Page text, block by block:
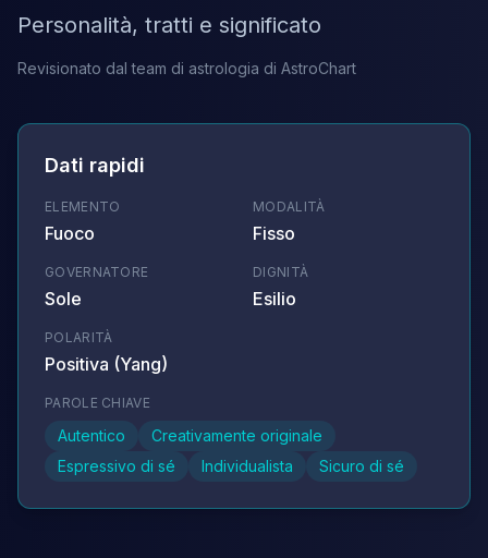
Personalità, tratti e significato
Revisionato dal team di astrologia di AstroChart
Dati rapidi
ELEMENTO
Fuoco
MODALITÀ
Fisso
GOVERNATORE
Sole
DIGNITÀ
Esilio
POLARITÀ
Positiva (Yang)
PAROLE CHIAVE
Autentico
Creativamente originale
Espressivo di sé
Individualista Sicuro di sé